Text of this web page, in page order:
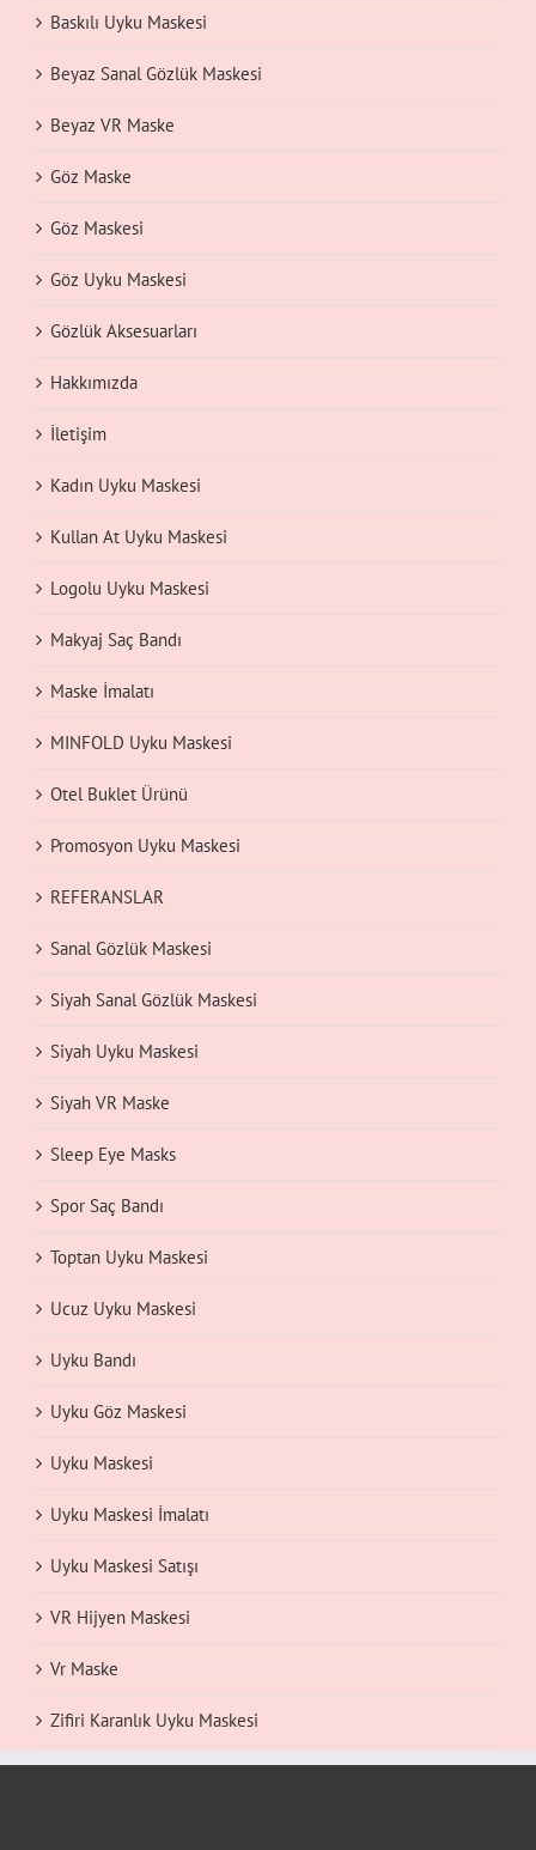
Baskılı Uyku Maskesi
Beyaz Sanal Gözlük Maskesi
Beyaz VR Maske
Göz Maske
Göz Maskesi
Göz Uyku Maskesi
Gözlük Aksesuarları
Hakkımızda
İletişim
Kadın Uyku Maskesi
Kullan At Uyku Maskesi
Logolu Uyku Maskesi
Makyaj Saç Bandı
Maske İmalatı
MINFOLD Uyku Maskesi
Otel Buklet Ürünü
Promosyon Uyku Maskesi
REFERANSLAR
Sanal Gözlük Maskesi
Siyah Sanal Gözlük Maskesi
Siyah Uyku Maskesi
Siyah VR Maske
Sleep Eye Masks
Spor Saç Bandı
Toptan Uyku Maskesi
Ucuz Uyku Maskesi
Uyku Bandı
Uyku Göz Maskesi
Uyku Maskesi
Uyku Maskesi İmalatı
Uyku Maskesi Satışı
VR Hijyen Maskesi
Vr Maske
Zifiri Karanlık Uyku Maskesi